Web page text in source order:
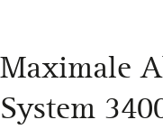
Maximale
System